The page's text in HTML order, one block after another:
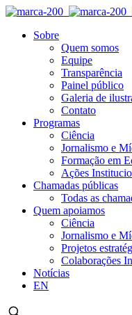
Sobre
Quem somos
Equipe
Transparência
Painel público
Galeria de
Contato
Programas
Ciência
Jornalismo e
Formação em
Ações
Chamadas públicas
Todas as
Quem apoiamos
Ciência
Jornalismo e
Projetos
Colaborações
Notícias
EN